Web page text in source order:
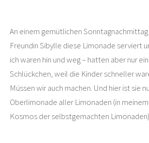
An einem gemütlichen
Freundin Sibylle diese Limonade serviert
ich waren hin und weg – hatten aber nur
Schlückchen, weil die Kinder schneller
Müssen wir auch machen. Und hier ist sie
Oberlimonade aller Limonaden (in
Kosmos der selbstgemachten